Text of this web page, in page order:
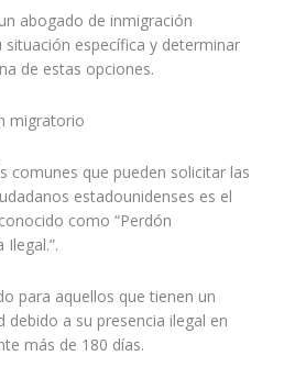
abogado de inmigración
específica y determinar
de estas opciones.
migratorio
comunes que pueden solicitar las
estadounidenses es el
como “Perdón
para aquellos que tienen un
debido a su presencia ilegal en
más de 180 días.